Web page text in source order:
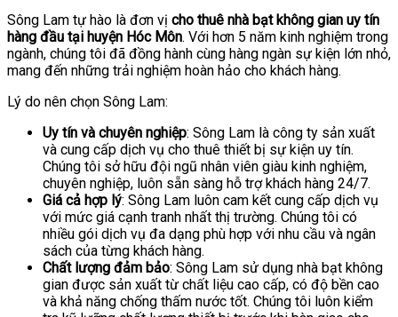
Sông Lam tự hào là đơn vị cho thuê nhà bạt không gian uy tín
hàng đầu tại huyện Hóc Môn. Với hơn 5 năm kinh nghiệm trong
ngành, chúng tôi đã đồng hành cùng hàng ngàn sự kiện lớn nhỏ,
mang đến những trải nghiệm hoàn hảo cho khách hàng.
Lý do nên chọn Sông Lam:
Uy tín và chuyên nghiệp: Sông Lam là công ty sản xuất
và cung cấp dịch vụ cho thuê thiết bị sự kiện uy tín.
Chúng tôi sở hữu đội ngũ nhân viên giàu kinh nghiệm,
chuyên nghiệp, luôn sẵn sàng hỗ trợ khách hàng 24/7.
Giá cả hợp lý: Sông Lam luôn cam kết cung cấp dịch vụ
với mức giá cạnh tranh nhất thị trường. Chúng tôi có
nhiều gói dịch vụ đa dạng phù hợp với nhu cầu và ngân
sách của từng khách hàng.
Chất lượng đảm bảo: Sông Lam sử dụng nhà bạt không
gian được sản xuất từ chất liệu cao cấp, có độ bền cao
và khả năng chống thấm nước tốt. Chúng tôi luôn kiểm